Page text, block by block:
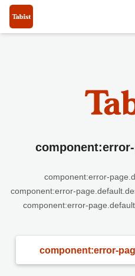
component:error-
component:error-
component:error-
component:error-